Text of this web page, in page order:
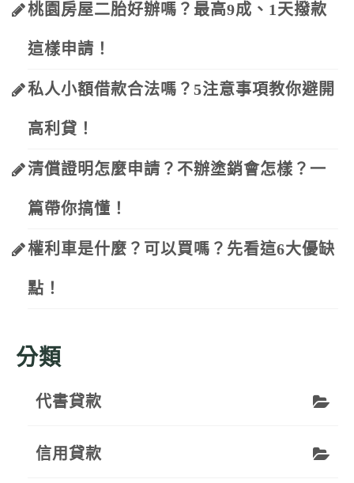
桃園房屋二胎好辦嗎？最高9成、1天撥款
這樣申請！
私人小額借款合法嗎？5注意事項教你避開
高利貸！
清償證明怎麼申請？不辦塗銷會怎樣？一
篇帶你搞懂！
權利車是什麼？可以買嗎？先看這6大優缺
點！
分類
代書貸款
信用貸款